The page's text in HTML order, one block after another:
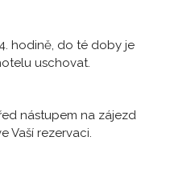
hodině, do té doby je
uschovat.
nástupem na zájezd
Vaší rezervaci.